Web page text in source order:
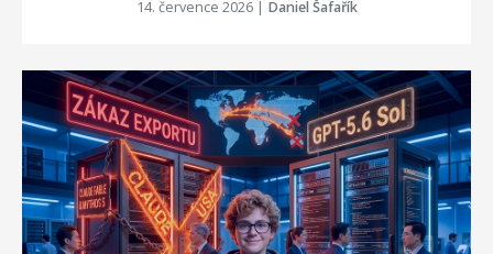
14. července 2026| Daniel Šafařík